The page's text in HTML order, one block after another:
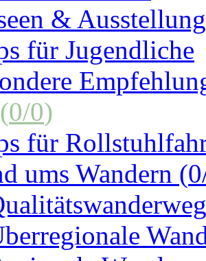
&
für Jugendliche
(0/0)
für
ums Wandern (0